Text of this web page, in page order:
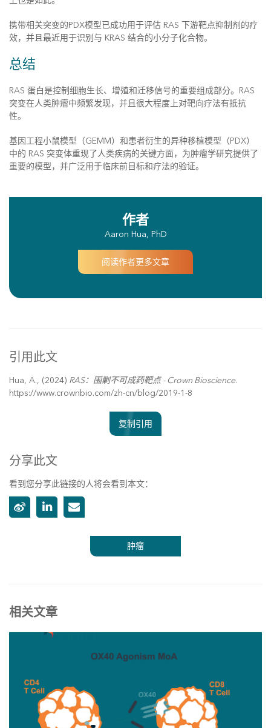
携带相关突变的PDX模型已成功用于评估 RAS 下游靶点抑制剂的疗
效，并且最近用于识别与 KRAS 结合的小分子化合物。
总结
RAS 蛋白是控制细胞生长、增殖和迁移信号的重要组成部分。RAS
突变在人类肿瘤中频繁发现，并且很大程度上对靶向疗法有抵抗
性。
基因工程小鼠模型（GEMM）和患者衍生的异种移植模型（PDX）
中的 RAS 突变体重现了人类疾病的关键方面，为肿瘤学研究提供了
重要的模型，并广泛用于临床前目标和疗法的验证。
作者
Aaron Hua, PhD
阅读作者更多文章
引用此文
Hua, A., (2024) RAS：围剿不可成药靶点 - Crown Bioscience.
https://www.crownbio.com/zh-cn/blog/2019-1-8
复制引用
分享此文
看到您分享此链接的人将会看到本文：
肿瘤
相关文章